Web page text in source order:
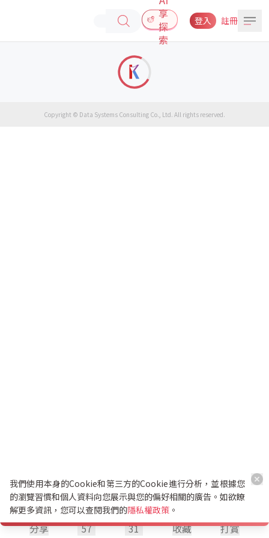
享
探
索
登入 註冊
分享 57 31 收藏 打賞
Copyright © Data Systems Consulting Co., Ltd. All rights reserved.
我們使用本身的Cookie和第三方的Cookie進行分析，並根據您
的瀏覽習慣和個人資料向您展示與您的偏好相關的廣告。如欲瞭
解更多資訊，您可以查閱我們的隱私權政策 。